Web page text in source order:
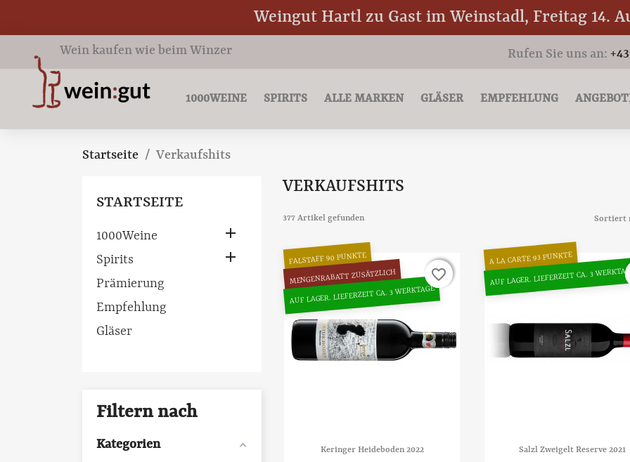
Weingut Hartl zu Gast im Weinstadl, Freitag 14.
Wein kaufen wie beim Winzer Rufen Sie uns an:
1000WEINE SPIRITS ALLE MARKEN GLÄSER EMPFEHLUNG
Startseite Verkaufshits
STARTSEITE
1000Weine 
Spirits 
Prämierung
Empfehlung
Gläser
Filtern nach
Kategorien
VERKAUFSHITS
377 Artikel gefunden Sortiert
Vorschau
Keringer Heideboden 2022
FALSTAFF 90 PUNKTE
MENGENRABATT ZUSÄTZLICH
AUF LAGER. LIEFERZEIT CA. 3 WERKTAGE
favorite_border
favorite_border
 Vorschau
Salzl Zweigelt Reserve 2021
A LA CARTE 93 PUNKTE
AUF LAGER. LIEFERZEIT CA. 3